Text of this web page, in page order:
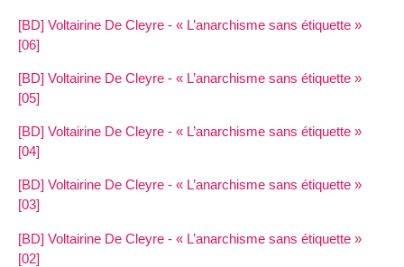
[BD] Voltairine De Cleyre - « L’anarchisme sans étiquette »
[06]
[BD] Voltairine De Cleyre - « L’anarchisme sans étiquette »
[05]
[BD] Voltairine De Cleyre - « L’anarchisme sans étiquette »
[04]
[BD] Voltairine De Cleyre - « L’anarchisme sans étiquette »
[03]
[BD] Voltairine De Cleyre - « L’anarchisme sans étiquette »
[02]